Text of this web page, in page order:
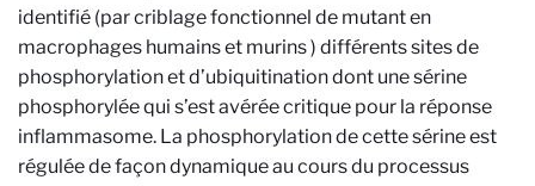
identifié (par criblage fonctionnel de mutant en
macrophages humains et murins ) différents sites de
phosphorylation et d’ubiquitination dont une sérine
phosphorylée qui s’est avérée critique pour la réponse
inflammasome. La phosphorylation de cette sérine est
régulée de façon dynamique au cours du processus